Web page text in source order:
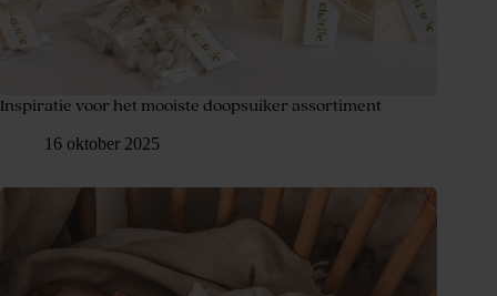
Inspiratie voor het mooiste doopsuiker assortiment
16 oktober 2025